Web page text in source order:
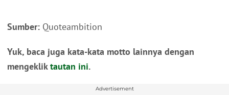
Sumber: Quoteambition
Yuk, baca juga kata-kata motto lainnya dengan
mengekliktautan ini.
Advertisement